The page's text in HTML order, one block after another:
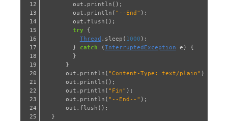
12
13
14
15
16
17
18
19
20
21
22
23
24
25
out . println ();
out . println ( "--End" );
out . flush ();
try
{
Thread . sleep ( 1000 );
}
catch ( InterruptedException e )
{
}
}
out . println ( "Content-Type: text/plain" );
out . println ();
out . println ( "Fin" );
out . println ( "--End--" );
out . flush ();
}